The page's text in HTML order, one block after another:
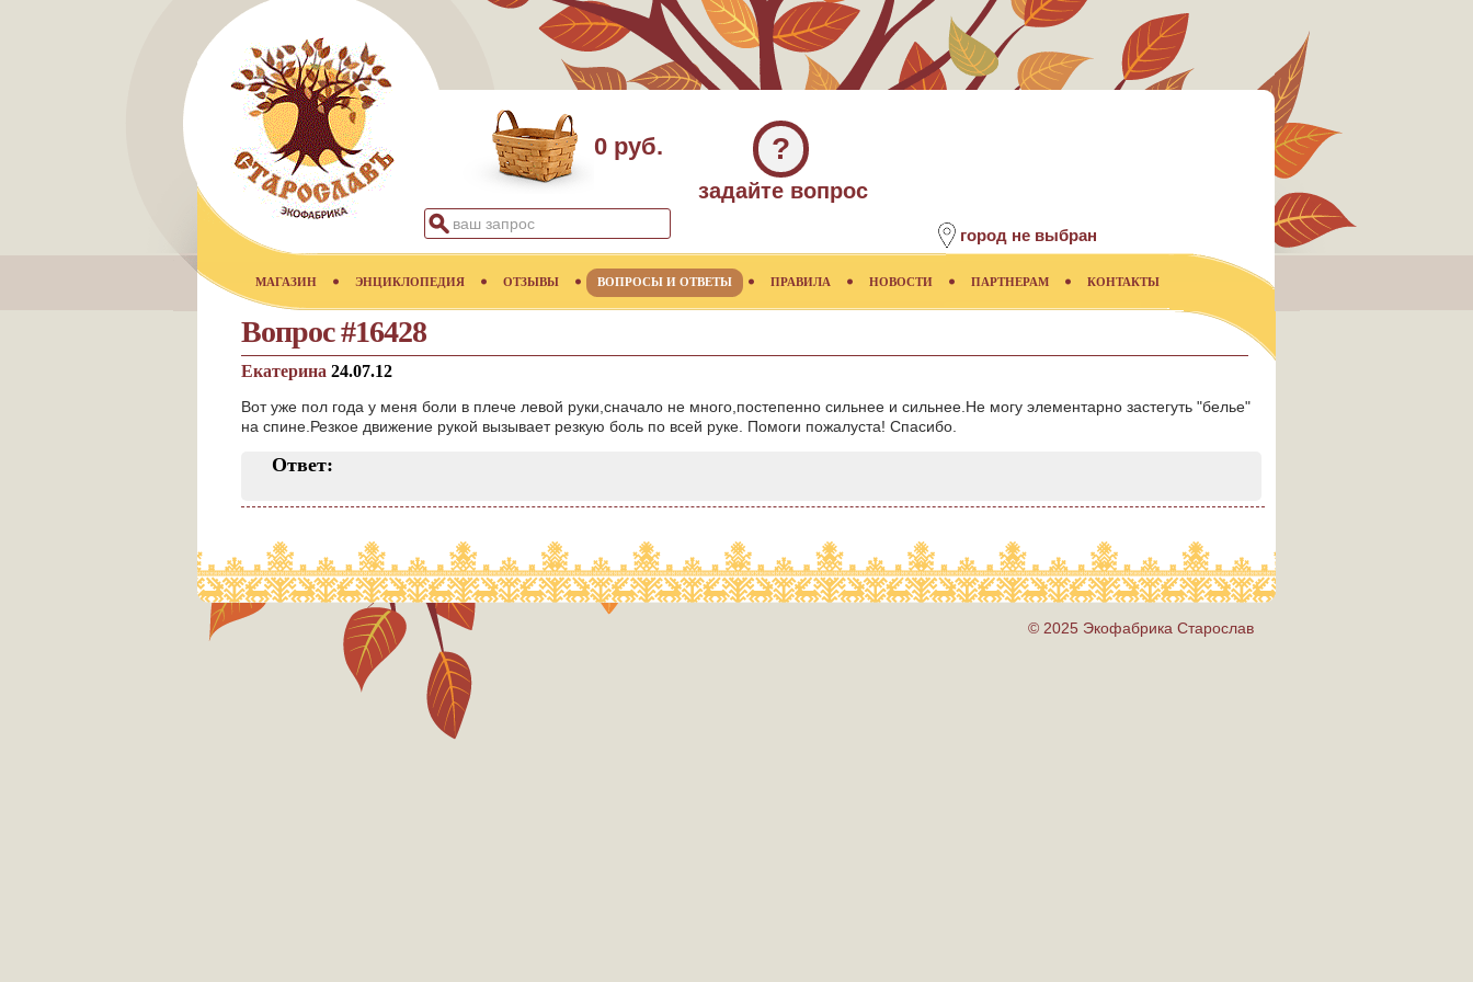
0 руб. ?
задайте вопрос
город не выбран
МАГАЗИН ЭНЦИКЛОПЕДИЯ ОТЗЫВЫ ВОПРОСЫ И ОТВЕТЫ ПРАВИЛА НОВОСТИ ПАРТНЕРАМ КОНТАКТЫ
Вопрос #16428
Екатерина 24.07.12
Вот уже пол года у меня боли в плече левой руки,сначало не много,постепенно сильнее и сильнее.Не могу элементарно застегуть "белье"
на спине.Резкое движение рукой вызывает резкую боль по всей руке. Помоги пожалуста! Спасибо.
Ответ:
© 2025 Экофабрика Старослав